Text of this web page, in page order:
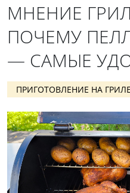
МНЕНИЕ
ПОЧЕМУ
— САМЫЕ
ПРИГОТОВЛЕНИЕ НА ГРИЛЕ